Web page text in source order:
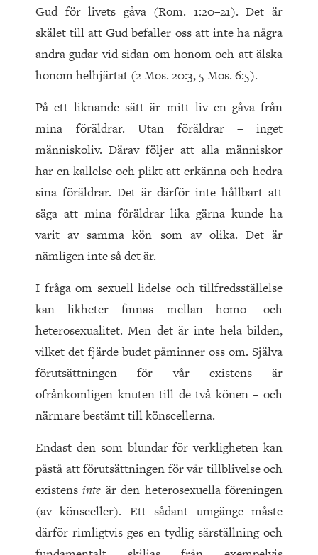
Gud för livets gåva (Rom. 1:20–21). Det är
skälet till att Gud befaller oss att inte ha några
andra gudar vid sidan om honom och att älska
honom helhjärtat (2 Mos. 20:3, 5 Mos. 6:5).
På ett liknande sätt är mitt liv en gåva från
mina föräldrar. Utan föräldrar – inget
människoliv. Därav följer att alla människor
har en kallelse och plikt att erkänna och hedra
sina föräldrar. Det är därför inte hållbart att
säga att mina föräldrar lika gärna kunde ha
varit av samma kön som av olika. Det är
nämligen inte så det är.
I fråga om sexuell lidelse och tillfredsställelse
kan likheter finnas mellan homo- och
heterosexualitet. Men det är inte hela bilden,
vilket det fjärde budet påminner oss om. Själva
förutsättningen för vår existens är
ofrånkomligen knuten till de två könen – och
närmare bestämt till könscellerna.
Endast den som blundar för verkligheten kan
påstå att förutsättningen för vår tillblivelse och
existensinte är den heterosexuella föreningen
(av könsceller). Ett sådant umgänge måste
därför rimligtvis ges en tydlig särställning och